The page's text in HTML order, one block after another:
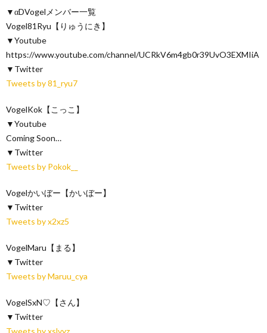
▼αDVogelメンバー一覧
Vogel81Ryu【りゅうにき】
▼Youtube
https://www.youtube.com/channel/UCRkV6m4gb0r39UvO3EXMIiA
▼Twitter
Tweets by 81_ryu7
VogelKok【こっこ】
▼Youtube
Coming Soon…
▼Twitter
Tweets by Pokok__
Vogelかいぼー【かいぼー】
▼Twitter
Tweets by x2xz5
VogelMaru【まる】
▼Twitter
Tweets by Maruu_cya
VogelSxN♡【さん】
▼Twitter
Tweets by xslvyz_